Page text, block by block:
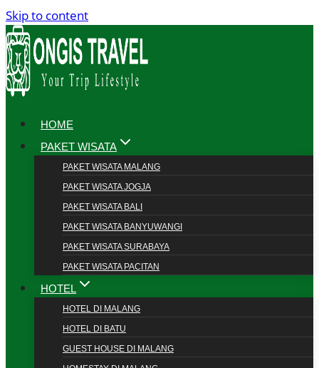
Skip to content
HOME
PAKET WISATA
PAKET WISATA MALANG
PAKET WISATA JOGJA
PAKET WISATA BALI
PAKET WISATA BANYUWANGI
PAKET WISATA SURABAYA
PAKET WISATA PACITAN
HOTEL
HOTEL DI MALANG
HOTEL DI BATU
GUEST HOUSE DI MALANG